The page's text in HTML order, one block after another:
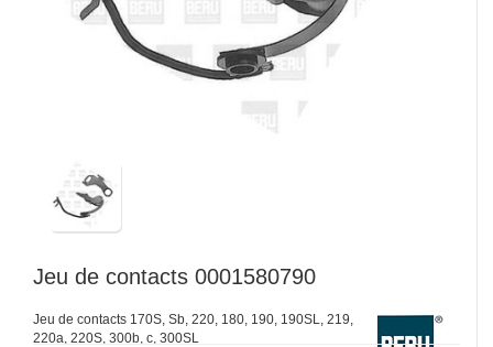
Jeu de contacts 0001580790
Jeu de contacts 170S, Sb, 220, 180, 190, 190SL, 219,
220a, 220S, 300b, c, 300SL